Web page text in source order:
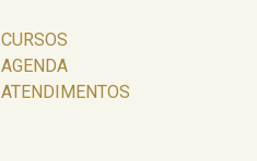
CURSOS
AGENDA
ATENDIMENTOS